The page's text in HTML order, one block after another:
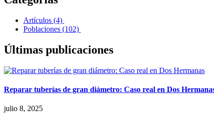
Artículos (4)
Poblaciones (102)
Últimas publicaciones
Reparar tuberías de gran diámetro: Caso real en Dos
julio 8, 2025